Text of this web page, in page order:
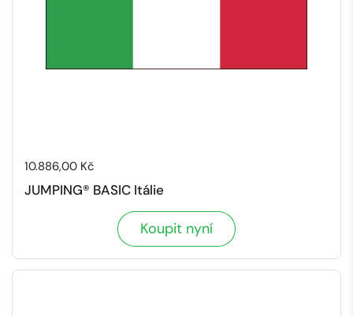
Cena:
10.886,00 Kč
JUMPING® BASIC Itálie
Koupit nyní